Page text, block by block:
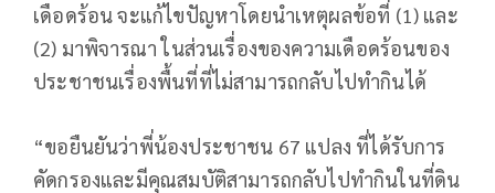
เดือดร้อน จะแก้ไขปัญหาโดยนำเหตุผลข้อที่ (1) และ
(2) มาพิจารณา ในส่วนเรื่องของความเดือดร้อนของ
ประชาชนเรื่องพื้นที่ที่ไม่สามารถกลับไปทำกินได้
“ขอยืนยันว่าพี่น้องประชาชน 67 แปลง ที่ได้รับการ
คัดกรองและมีคุณสมบัติสามารถกลับไปทำกินในที่ดิน